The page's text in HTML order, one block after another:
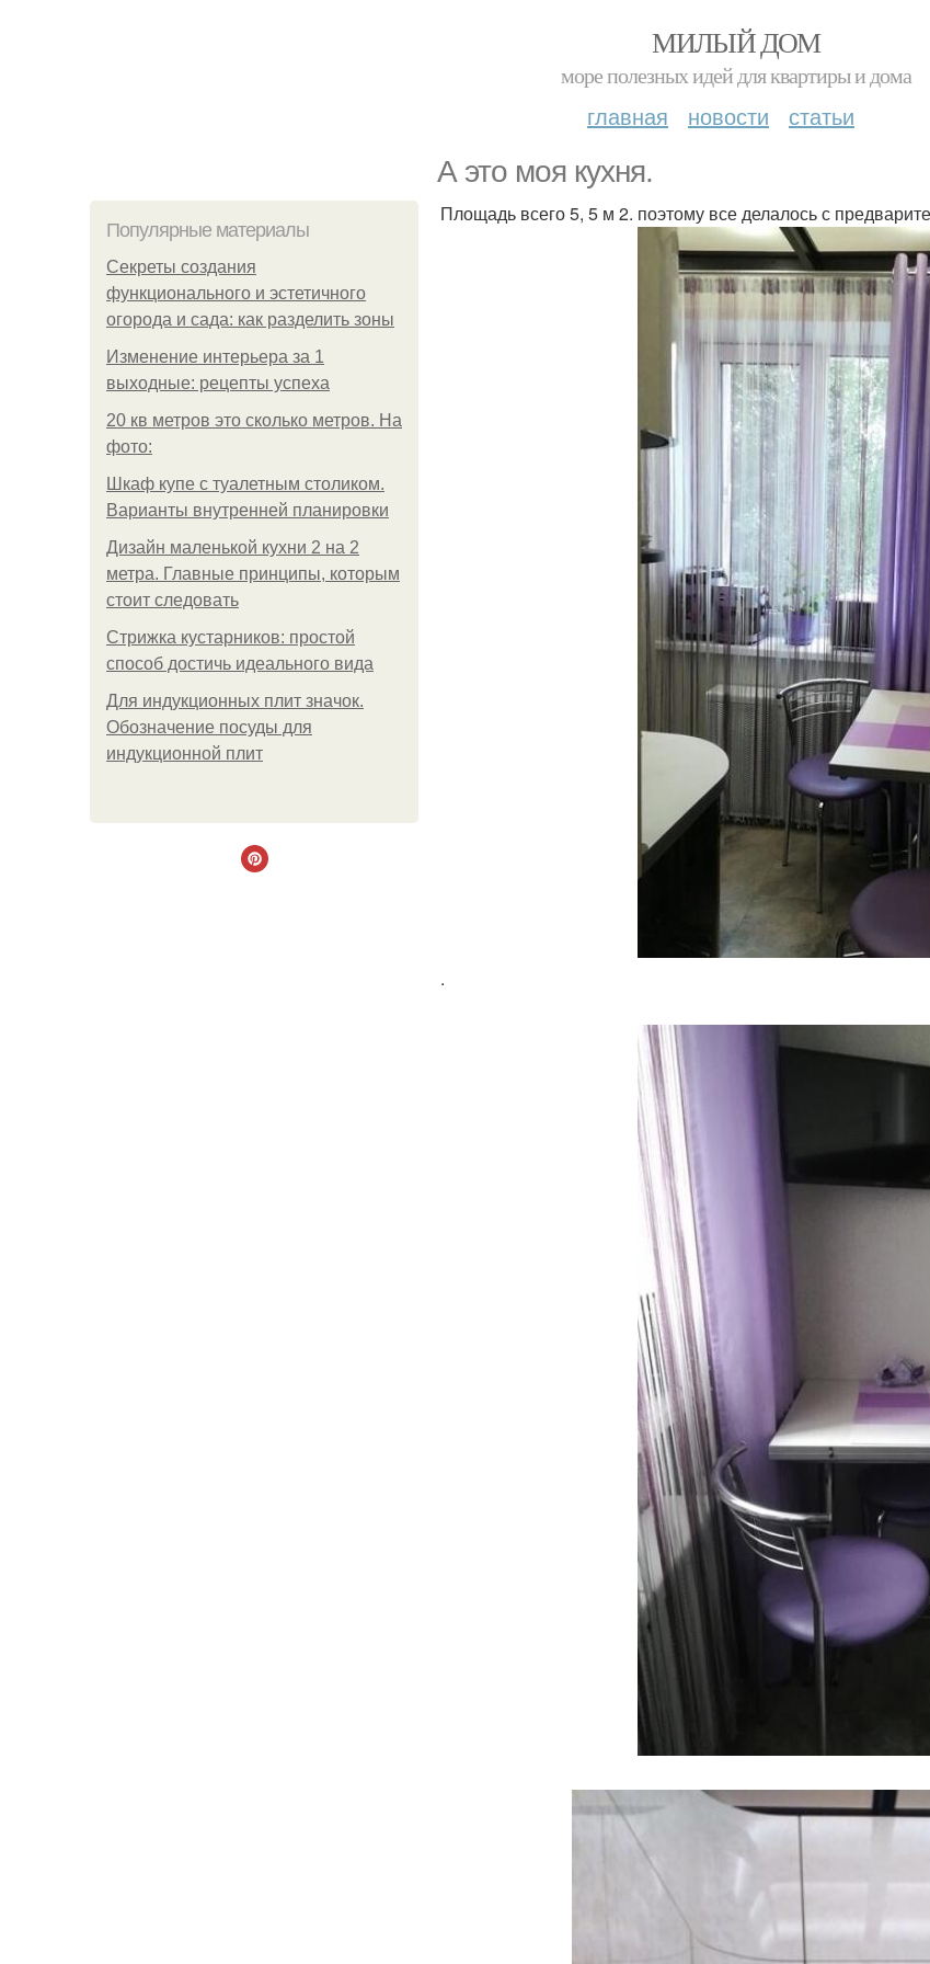
МИЛЫЙ ДОМ
море полезных идей для квартиры и дома
главная новости статьи
А это моя кухня.
Популярные материалы
Секреты создания
функционального и эстетичного
огорода и сада: как разделить зоны
Изменение интерьера за 1
выходные: рецепты успеха
20 кв метров это сколько метров. На
фото:
Шкаф купе с туалетным столиком.
Варианты внутренней планировки
Дизайн маленькой кухни 2 на 2
метра. Главные принципы, которым
стоит следовать
Стрижка кустарников: простой
способ достичь идеального вида
Для индукционных плит значок.
Обозначение посуды для
индукционной плит
Площадь всего 5, 5 м 2. поэтому все делалось с
.